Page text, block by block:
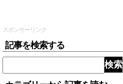
スポンサーリンク
記事を検索する
検索